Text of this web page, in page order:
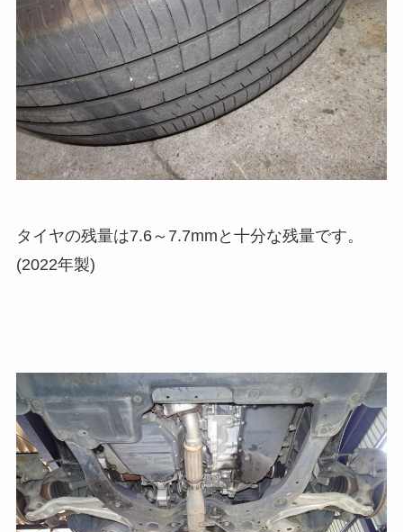
タイヤの残量は7.6～7.7mmと十分な残量です。
(2022年製)